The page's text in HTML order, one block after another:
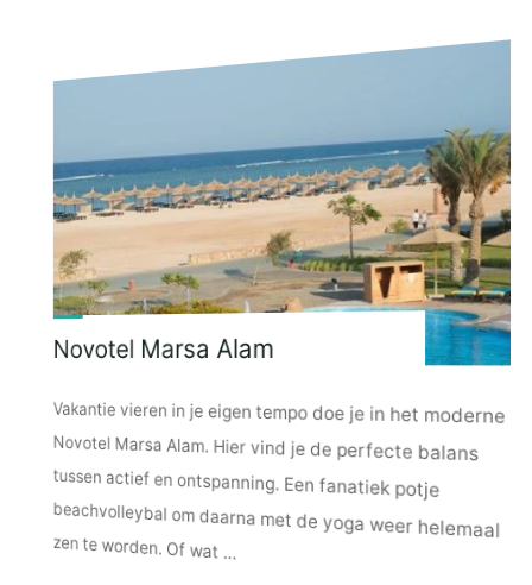
Novotel Marsa Alam
Vakantie vieren in je eigen tempo doe je in het moderne
Novotel Marsa Alam. Hier vind je de perfecte balans
tussen actief en ontspanning. Een fanatiek potje
beachvolleybal om daarna met de yoga weer helemaal
zen te worden. Of wat …